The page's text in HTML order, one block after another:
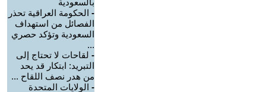
بالسعودية
- الحكومة العراقية تحذر
الفصائل من استهداف
السعودية وتؤكد حصري
...
- لقاحات لا تحتاج إلى
التبريد: ابتكار قد يحد
من هدر نصف اللقاح ...
- الولايات المتحدة